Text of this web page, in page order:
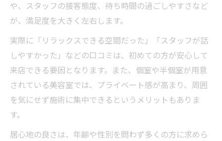
や、スタッフの接客態度、待ち時間の過ごしやすさなど
が、満足度を大きく左右します。
実際に「リラックスできる空間だった」「スタッフが話
しやすかった」などの口コミは、初めての方が安心して
来店できる要因となります。また、個室や半個室が用意
されている美容室では、プライベート感が高まり、周囲
を気にせず施術に集中できるというメリットもありま
す。
居心地の良さは、年齢や性別を問わず多くの方に求めら